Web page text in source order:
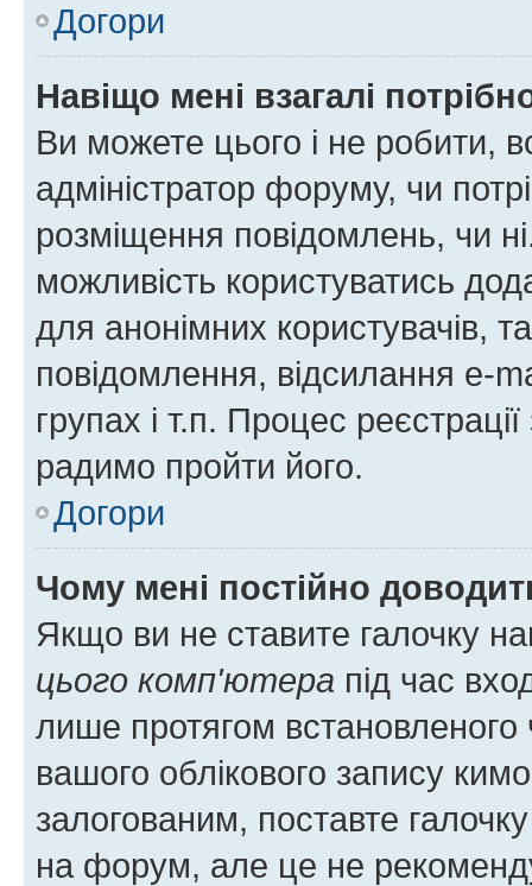
Догори
Навіщо мені взагалі
Ви можете цього і не робити,
адміністратор форуму, чи
розміщення повідомлень, чи
можливість користуватись
для анонімних користувачів,
повідомлення, відсилання e-
групах і т.п. Процес
радимо пройти його.
Догори
Чому мені постійно
Якщо ви не ставите галочку
цього комп'ютера під час
лише протягом встановленого
вашого облікового запису
залогованим, поставте
на форум, але це не